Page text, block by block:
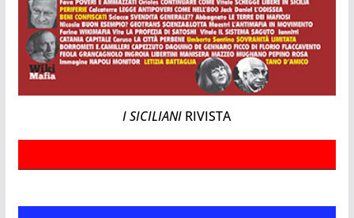
I SICILIANI RIVISTA